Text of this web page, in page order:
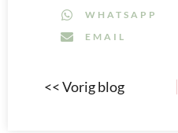
WHATSAPP
EMAIL
<< Vorig blog